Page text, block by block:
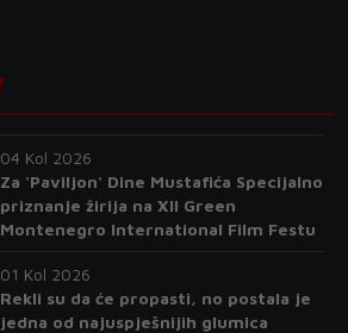
04 Kol 2026
Za 'Paviljon' Dine Mustafića Specijalno
priznanje žirija na XII Green
Montenegro International Film Festu
01 Kol 2026
Rekli su da će propasti, no postala je
jedna od najuspješnijih glumica